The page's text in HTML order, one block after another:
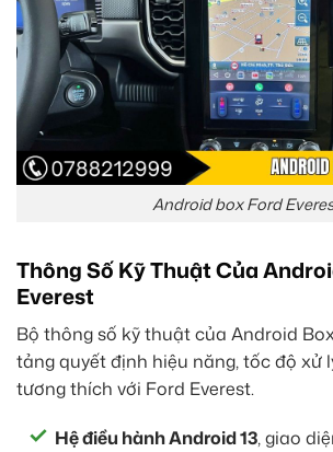
Android box Ford
Thông Số Kỹ Thuật Của
Everest
Bộ thông số kỹ thuật của Android
tảng quyết định hiệu năng, tốc độ xử
tương thích với Ford Everest.
Hệ điều hành Android 13, giao